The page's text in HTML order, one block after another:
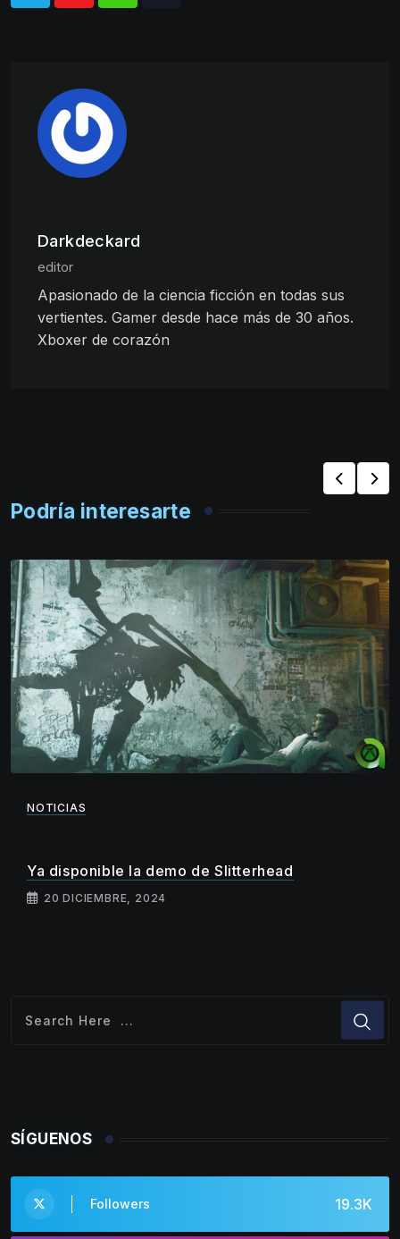
Darkdeckard
editor
Apasionado de la ciencia ficción en todas sus
vertientes. Gamer desde hace más de 30 años.
Xboxer de corazón
Podría interesarte
NOTICIAS
Ya disponible la demo de Slitterhead
20 DICIEMBRE, 2024
SÍGUENOS
19.3K
Followers